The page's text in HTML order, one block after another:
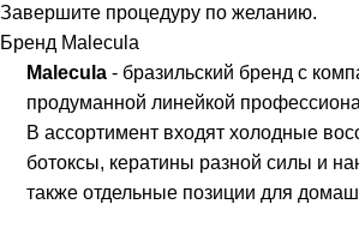
Завершите процедуру по желанию.
Бренд Malecula
Malecula - бразильский бренд с
продуманной линейкой
В ассортимент входят холодные
ботоксы, кератины разной силы и
также отдельные позиции для